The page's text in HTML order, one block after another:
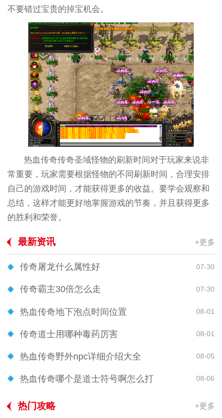
不要错过宝贵的掉宝机会。
热血传奇传奇圣域怪物的刷新时间对于玩家来说非
常重要，玩家需要根据怪物的不同刷新时间，合理安排
自己的游戏时间，才能获得更多的收益。要学会观察和
总结，这样才能更好地掌握游戏的节奏，并且获得更多
的胜利和荣誉。
最新资讯 +更多
传奇屠龙什么属性好 07-30
传奇霸主30倍怎么走 07-30
热血传奇地下泡点时间位置 08-01
传奇道士用哪种毒药厉害 08-01
热血传奇野外npc详细介绍大全 08-05
热血传奇哪个是道士符号啊怎么打 08-06
热门攻略 +更多